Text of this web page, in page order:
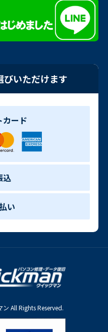
びいただけます
カード
込
い
ン All Rights Reserved.